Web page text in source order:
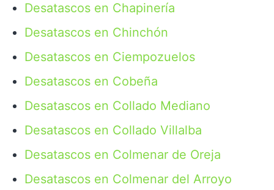
Desatascos en Chapinería
Desatascos en Chinchón
Desatascos en Ciempozuelos
Desatascos en Cobeña
Desatascos en Collado Mediano
Desatascos en Collado Villalba
Desatascos en Colmenar de Oreja
Desatascos en Colmenar del Arroyo